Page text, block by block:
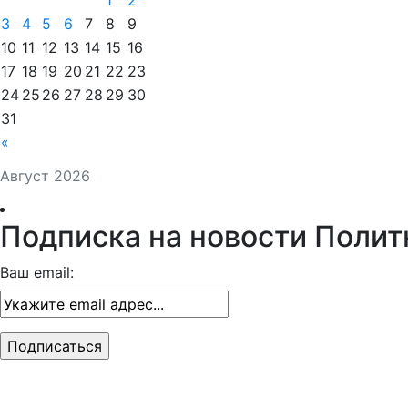
Август 2026
«
3
4 5 6 7 8
9
10 11 12 13 14 15 16
17 18 19 20 21 22 23
24 25 26 27 28 29 30
31
Подписка на новости
Ваш email: